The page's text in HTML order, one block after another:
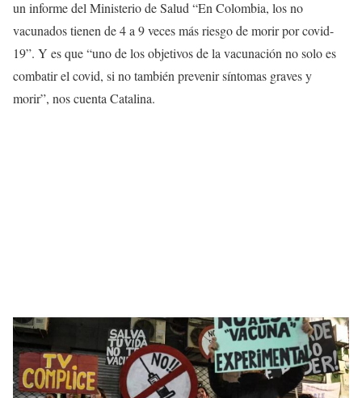
un informe del Ministerio de Salud “En Colombia, los no
vacunados tienen de4 a 9 vecesmás riesgo demorirpor covid-
19”. Y es que “unode los objetivos de la vacunación no solo es
combatir el covid, si no también prevenir síntomas graves y
morir”, nos cuenta Catalina.